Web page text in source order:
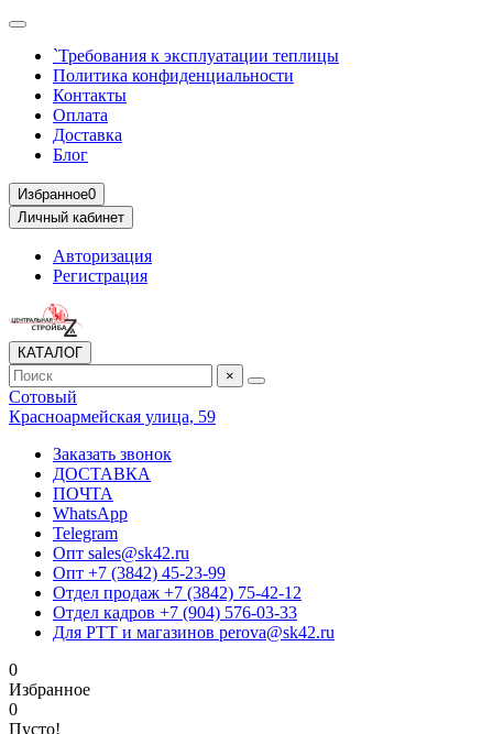
`Требования к эксплуатации теплицы
Политика конфиденциальности
Контакты
Оплата
Доставка
Блог
Избранное0
Личный кабинет
Авторизация
Регистрация
КАТАЛОГ
×
Сотовый
Красноармейская улица, 59
Заказать звонок
ДОСТАВКА
ПОЧТА
WhatsApp
Telegram
Опт sales@sk42.ru
Опт +7 (3842) 45-23-99
Отдел продаж +7 (3842) 75-42-12
Отдел кадров +7 (904) 576-03-33
Для РТТ и магазинов perova@sk42.ru
0
Избранное
0
Пусто!